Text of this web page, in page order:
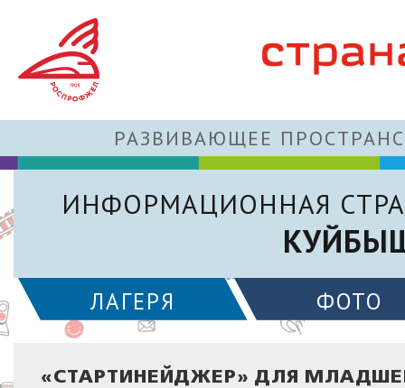
РАЗВИВАЮЩЕЕ
ИНФОРМАЦИОННАЯ
ЛАГЕРЯ ФОТО
«СТАРТИНЕЙДЖЕР» ДЛЯ